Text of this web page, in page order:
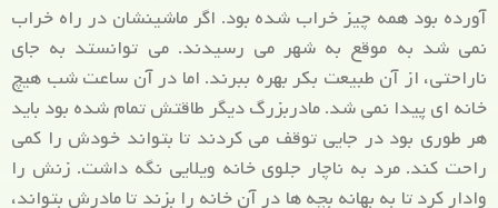
آورده بود همه چیز خراب شده بود. اگر ماشینشان در راه خراب
نمی شد به موقع به شهر می رسیدند. می توانستد به جای
ناراحتی، از آن طبیعت بکر بهره ببرند. اما در آن ساعت شب هیچ
خانه ای پیدا نمی شد. مادربزرگ دیگر طاقتش تمام شده بود باید
هر طوری بود در جایی توقف می کردند تا بتواند خودش را کمی
راحت کند. مرد به ناچار جلوی خانه ویلایی نگه داشت. زنش را
وادار کرد تا به بهانه بچه ها در آن خانه را بزند تا مادرش بتواند،